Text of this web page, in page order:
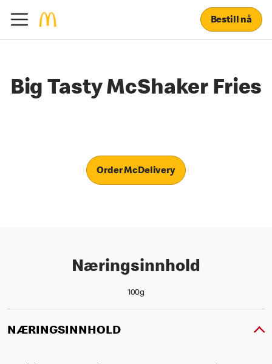
Bestill nå
Big Tasty McShaker Fries
Order McDelivery
Næringsinnhold
100g
NÆRINGSINNHOLD